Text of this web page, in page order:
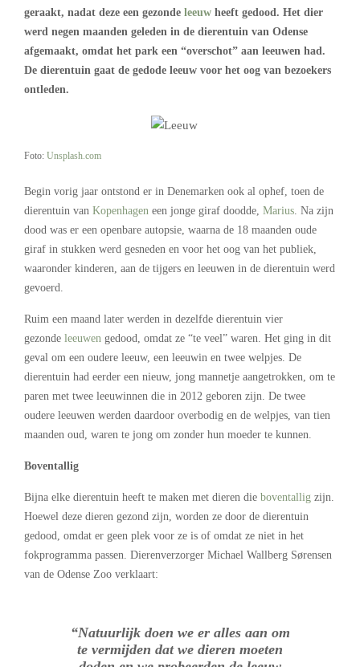
geraakt, nadat deze een gezonde leeuw heeft gedood. Het dier
werd negen maanden geleden in de dierentuin van Odense
afgemaakt, omdat het park een “overschot” aan leeuwen had.
De dierentuin gaat de gedode leeuw voor het oog van bezoekers
ontleden.
Foto: Unsplash.com
Begin vorig jaar ontstond er in Denemarken ook al ophef, toen de
dierentuin van Kopenhagen een jonge giraf doodde, Marius . Na zijn
dood was er een openbare autopsie, waarna de 18 maanden oude
giraf in stukken werd gesneden en voor het oog van het publiek,
waaronder kinderen, aan de tijgers en leeuwen in de dierentuin werd
gevoerd.
Ruim een maand later werden in dezelfde dierentuin vier
gezonde leeuwen gedood, omdat ze “te veel” waren. Het ging in dit
geval om een oudere leeuw, een leeuwin en twee welpjes. De
dierentuin had eerder een nieuw, jong mannetje aangetrokken, om te
paren met twee leeuwinnen die in 2012 geboren zijn. De twee
oudere leeuwen werden daardoor overbodig en de welpjes, van tien
maanden oud, waren te jong om zonder hun moeder te kunnen.
Boventallig
Bijna elke dierentuin heeft te maken met dieren die boventallig zijn.
Hoewel deze dieren gezond zijn, worden ze door de dierentuin
gedood, omdat er geen plek voor ze is of omdat ze niet in het
fokprogramma passen. Dierenverzorger Michael Wallberg Sørensen
van de Odense Zoo verklaart:
“Natuurlijk doen we er alles aan om
te vermijden dat we dieren moeten